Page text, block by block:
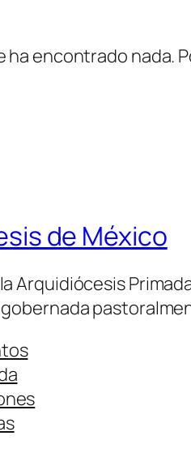
ha encontrado nada.
de México
Arquidiócesis